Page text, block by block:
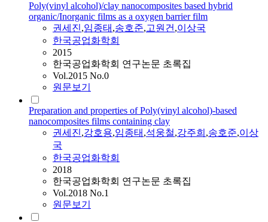
Poly(vinyl alcohol)/clay nanocomposites based hybrid
organic/Inorganic films as a oxygen barrier film
권세진,임종태 ,송호준,고원건,이상국
한국공업화학회
2015
한국공업화학회 연구논문 초록집
Vol.2015 No.0
원문보기
Preparation and properties of Poly(vinyl alcohol)-based
nanocomposites films containing clay
권세진,강호용,임종태 ,석웅철,강주희 ,송호준,이상
국
한국공업화학회
2018
한국공업화학회 연구논문 초록집
Vol.2018 No.1
원문보기